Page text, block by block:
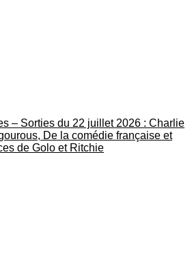
– Sorties du 22 juillet 2026 : Charlie
De la comédie française et
de Golo et Ritchie